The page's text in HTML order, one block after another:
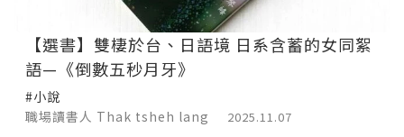
【選書】雙棲於台、日語境 日系含蓄的女同絮
語—《倒數五秒月牙》
#小說
職場讀書人 Thak tsheh lang
2025.11.07